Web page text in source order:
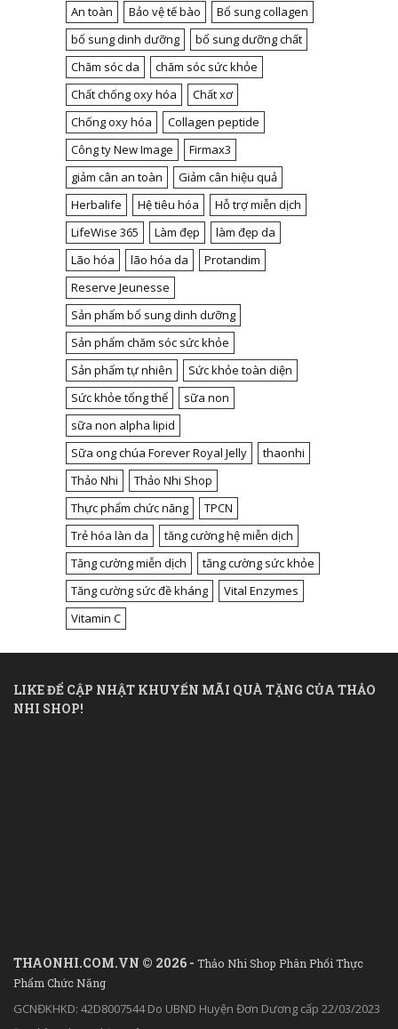
An toàn Bảo vệ tế bào
Bổ sung collagen
bổ sung dinh dưỡng
bổ sung dưỡng chất
Chăm sóc da
chăm sóc sức khỏe
Chất chống oxy hóa
Chất xơ
Chống oxy hóa
Collagen peptide
Công ty New Image
Firmax3
giảm cân an toàn
Giảm cân hiệu quả
Herbalife
Hệ tiêu hóa
Hỗ trợ miễn dịch
LifeWise 365
Làm đẹp
làm đẹp da
Lão hóa
lão hóa da
Protandim
Reserve Jeunesse
Sản phẩm bổ sung dinh dưỡng
Sản phẩm chăm sóc sức khỏe
Sản phẩm tự nhiên
Sức khỏe toàn diện
Sức khỏe tổng thể
sữa non
sữa non alpha lipid
Sữa ong chúa Forever Royal Jelly
thaonhi
Thảo Nhi
Thảo Nhi Shop
Thực phẩm chức năng
TPCN
Trẻ hóa làn da
tăng cường hệ miễn dịch
Tăng cường miễn dịch
tăng cường sức khỏe
Tăng cường sức đề kháng
Vital Enzymes
Vitamin C
LIKE ĐỂ CẬP NHẬT KHUYẾN MÃI QUÀ TẶNG CỦA THẢO
NHI SHOP!
THAONHI.COM.VN © 2026 - Thảo Nhi Shop Phân Phối Thực
Phẩm Chức Năng
GCNĐKHKD: 42D8007544 Do UBND Huyện Đơn Dương cấp 22/03/2023